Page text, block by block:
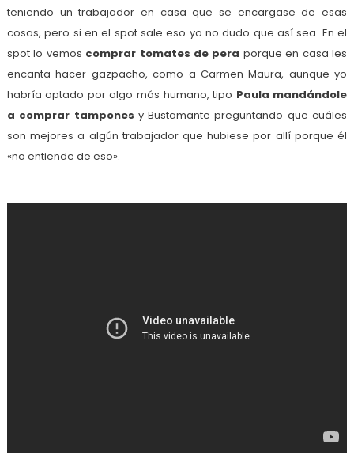
teniendo un trabajador en casa que se encargase de esas
cosas, pero si en el spot sale eso yo no dudo que así sea. En el
spot lo vemos comprar tomates de pera porque en casa les
encanta hacer gazpacho, como a Carmen Maura, aunque yo
habría optado por algo más humano, tipo Paula mandándole
a comprar tampones y Bustamante preguntando que cuáles
son mejores a algún trabajador que hubiese por allí porque él
«no entiende de eso».